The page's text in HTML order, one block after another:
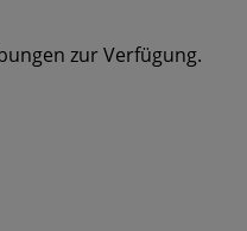
zur Verfügung.